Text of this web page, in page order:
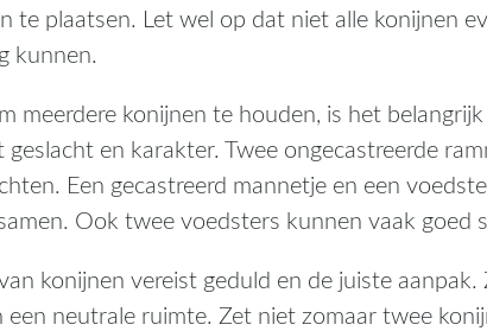
te plaatsen. Let wel op dat niet alle konijnen
kunnen.
meerdere konijnen te houden, is het
en karakter. Twee ongecastreerde
Een gecastreerd mannetje en een
Ook twee voedsters kunnen vaak goed
konijnen vereist geduld en de juiste
een neutrale ruimte. Zet niet zomaar twee